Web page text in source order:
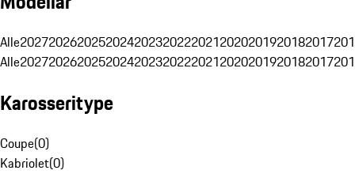
Alle20272026202520242023202220212020201920182017
Alle20272026202520242023202220212020201920182017
Karosseritype
Coupe(0)
Kabriolet(0)